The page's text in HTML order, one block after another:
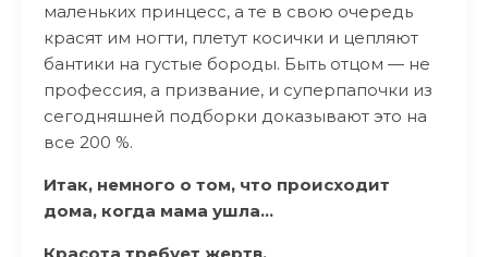
маленьких принцесс, а те в свою очередь
красят им ногти, плетут косички и цепляют
бантики на густые бороды. Быть отцом — не
профессия, а призвание, и суперпапочки из
сегодняшней подборки доказывают это на
все 200 %.
Итак, немного о том, что происходит
дома, когда мама ушла…